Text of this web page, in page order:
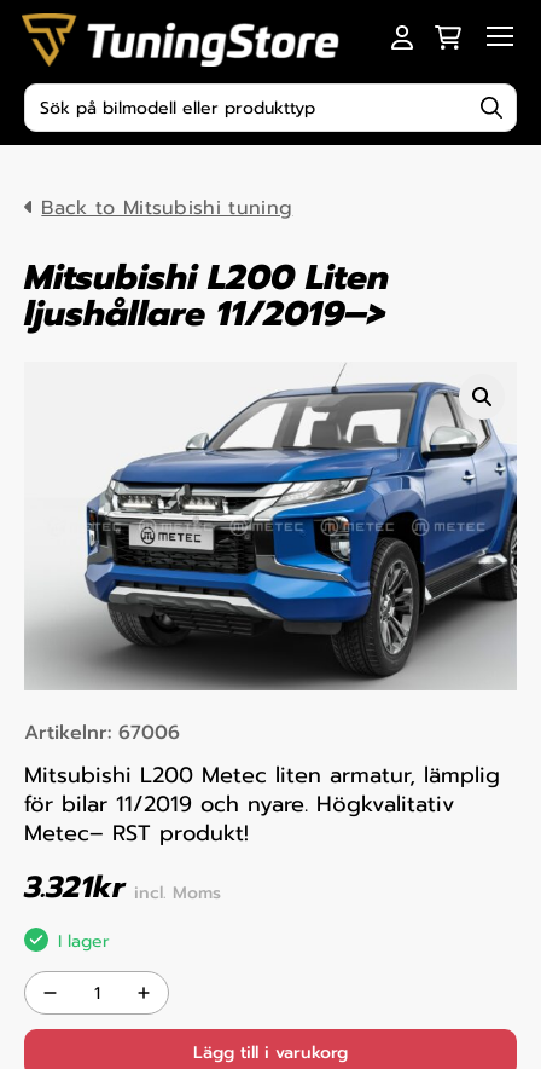
Skip to content
Produktsökning
Back to Mitsubishi tuning
Mitsubishi L200 Liten
ljushållare 11/2019–>
Artikelnr: 67006
Mitsubishi L200 Metec liten armatur, lämplig
för bilar 11/2019 och nyare. Högkvalitativ
Metec– RST produkt!
3.321kr incl. Moms
I lager
Lägg till i varukorg